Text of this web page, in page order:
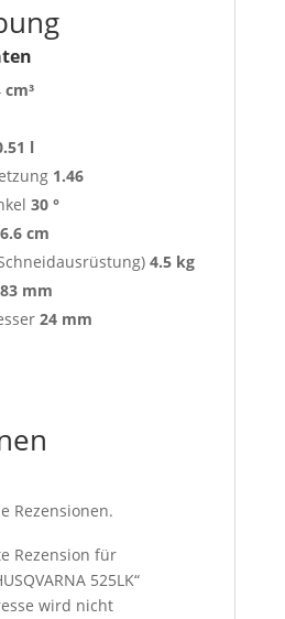
cm³
l
1.46
30 °
cm
4.5 kg
mm
24 mm
Rezensionen.
Rezension für
525LK“
wird nicht